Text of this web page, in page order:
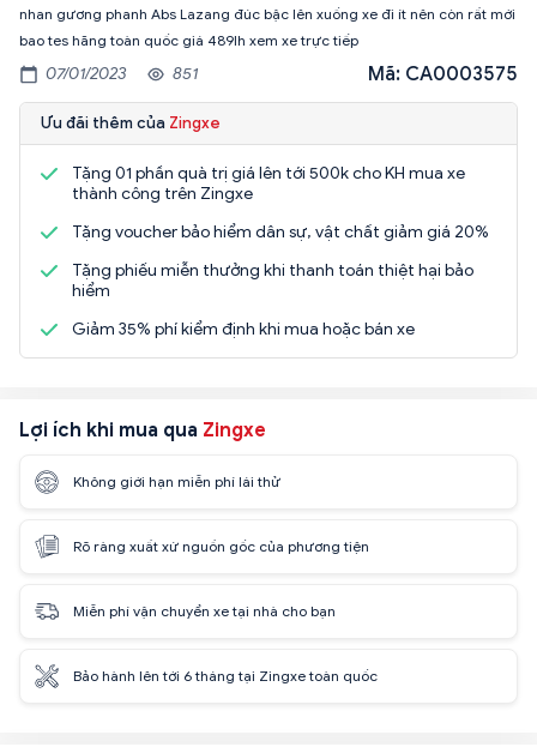
nhan gương phanh Abs Lazang đúc bậc lên xuống xe đi ít nên còn rất mới
bao tes hãng toàn quốc giá 489lh xem xe trực tiếp
07/01/2023 851 Mã: CA0003575
Ưu đãi thêm của Zingxe
Tặng 01 phần quà trị giá lên tới 500k cho KH mua xe
thành công trên Zingxe
Tặng voucher bảo hiểm dân sự, vật chất giảm giá 20%
Tặng phiếu miễn thưởng khi thanh toán thiệt hại bảo
hiểm
Giảm 35% phí kiểm định khi mua hoặc bán xe
Lợi ích khi mua qua Zingxe
Không giới hạn miễn phí lái thử
Rõ ràng xuất xứ nguồn gốc của phương tiện
Miễn phí vận chuyển xe tại nhà cho bạn
Bảo hành lên tới 6 tháng tại Zingxe toàn quốc